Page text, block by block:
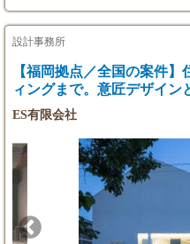
を考
■経験
給にプ
■試用
い体制を整えています。 デザイナーとしての市場価値： クライ
アントから「〇〇さん
設計事務所
【福岡拠点／全国の案件
ィングまで。意匠デザイン
設計士・アシスタント募集
ES有限会社